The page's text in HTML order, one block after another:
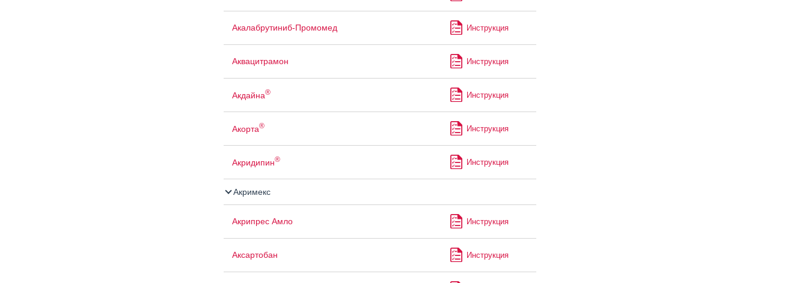
Акалабрутиниб-Промомед Инструкция
Аквацитрамон Инструкция
Акдайна® Инструкция
Акорта® Инструкция
Акридипин® Инструкция
Акримекс
Акрипрес Амло Инструкция
Аксартобан Инструкция